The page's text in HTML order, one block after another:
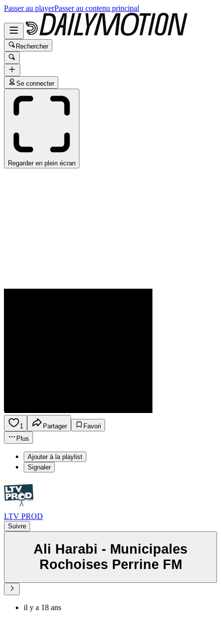
Passer au playerPasser au contenu principal
Rechercher
Se connecter
Regarder en plein écran
1 Partager
Favori
Plus
Ajouter à la playlist
Signaler
LTV PROD
Suivre
Ali Harabi - Municipales
Rochoises Perrine FM
il y a 18 ans